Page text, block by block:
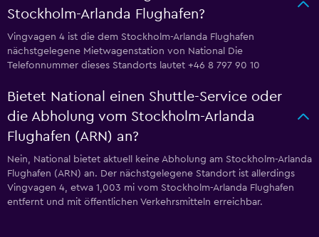
Stockholm-Arlanda Flughafen?
Vingvagen 4 ist die dem Stockholm-Arlanda Flughafen
nächstgelegene Mietwagenstation von National Die
Telefonnummer dieses Standorts lautet +46 8 797 90 10
Bietet National einen Shuttle-Service oder
die Abholung vom Stockholm-Arlanda
Flughafen (ARN) an?
Nein, National bietet aktuell keine Abholung am Stockholm-Arlanda
Flughafen (ARN) an. Der nächstgelegene Standort ist allerdings
Vingvagen 4, etwa 1,003 mi vom Stockholm-Arlanda Flughafen
entfernt und mit öffentlichen Verkehrsmitteln erreichbar.